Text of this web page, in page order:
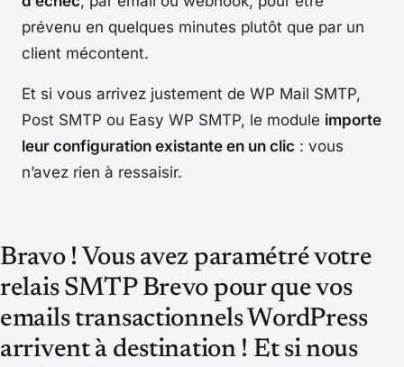
prévenu en quelques minutes plutôt que par un
client mécontent.
Et si vous arrivez justement de WP Mail SMTP,
Post SMTP ou Easy WP SMTP, le module importe
leur configuration existante en un clic : vous
n’avez rien à ressaisir.
Bravo ! Vous avez paramétré votre
relais SMTP Brevo pour que vos
emails transactionnels WordPress
arrivent à destination ! Et si nous